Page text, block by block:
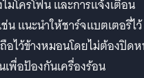
มโครโฟน และการแจ้งเตือน
น แนะนำให้ชาร์จแบตเตอรี่ไว้
อไว้ข้างหมอนโดยไม่ต้องปิด
เพื่อป้องกันเครื่องร้อน